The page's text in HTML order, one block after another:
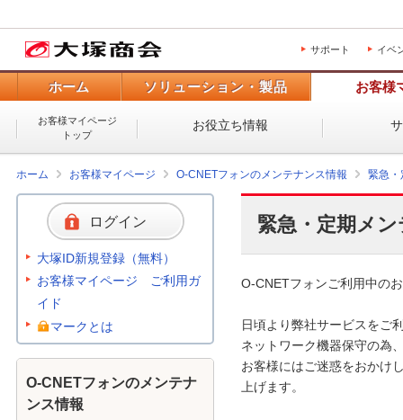
サポート イベ
ホーム ソリューション・製品 お客様
お客様マイページ
トップ
お役立ち情報
ホーム お客様マイページ O-CNETフォンのメンテナンス情報 緊急・
緊急・定期メ
O-CNETフォンご利用中の
日頃より弊社サービスをご
ネットワーク機器保守の為
お客様にはご迷惑をおかけ
上げます。
ログイン
大塚ID新規登録（無料）
お客様マイページ ご利用ガ
イド
マークとは
O-CNETフォンのメンテナ
ンス情報